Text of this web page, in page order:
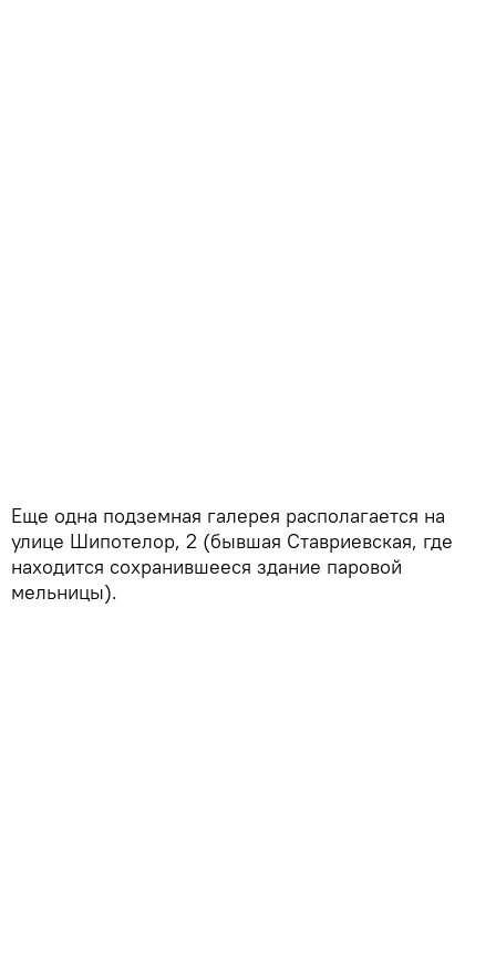
Еще одна подземная галерея располагается на
улице Шипотелор, 2 (бывшая Ставриевская, где
находится сохранившееся здание паровой
мельницы).